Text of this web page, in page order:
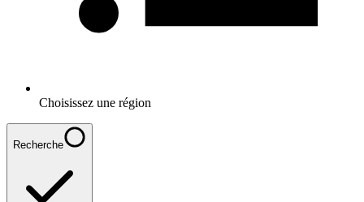
Choisissez une région
Recherche